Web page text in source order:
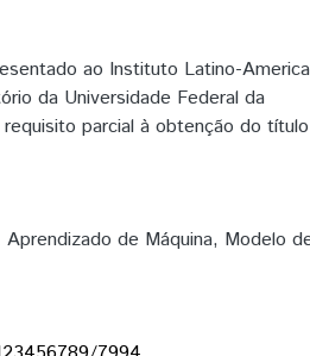
ao Instituto Latino-
da Universidade Federal da
parcial à obtenção do
Aprendizado de Máquina, Modelo